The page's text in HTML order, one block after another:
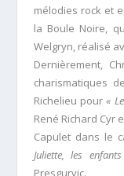
mélodies rock et
la Boule Noire,
Welgryn, réalisé
Dernièrement,
charismatiques
Richelieu pour«
René Richard Cyr
Capulet dans le
Juliette, les